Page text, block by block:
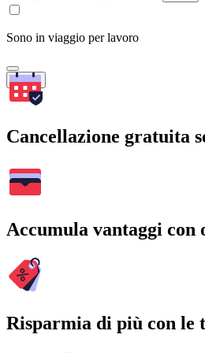
Sono in viaggio per lavoro
Cerca
Cancellazione gratuita
Accumula vantaggi con
Risparmia di più con